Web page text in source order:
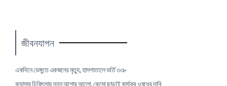
জীবনযাপন
একদিনে ডেঙ্গুতে একজনের মৃত্যু, হাসপাতালে ভর্তি ৩৩৮
ক্যান্সার চিকিৎসায় নতুন আশার আলো, কেমো ছাড়াই কার্যকর ওষুধের দাবি